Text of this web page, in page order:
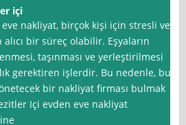
içi
eve nakliyat, birçok kişi için stresli ve
alıcı bir süreç olabilir. Eşyaların
taşınması ve yerleştirilmesi
gerektiren işlerdir. Bu nedenle, bu
bir nakliyat firması bulmak
Içi evden eve nakliyat